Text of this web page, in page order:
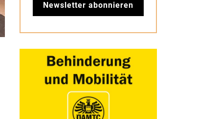
Newsletter abonnieren